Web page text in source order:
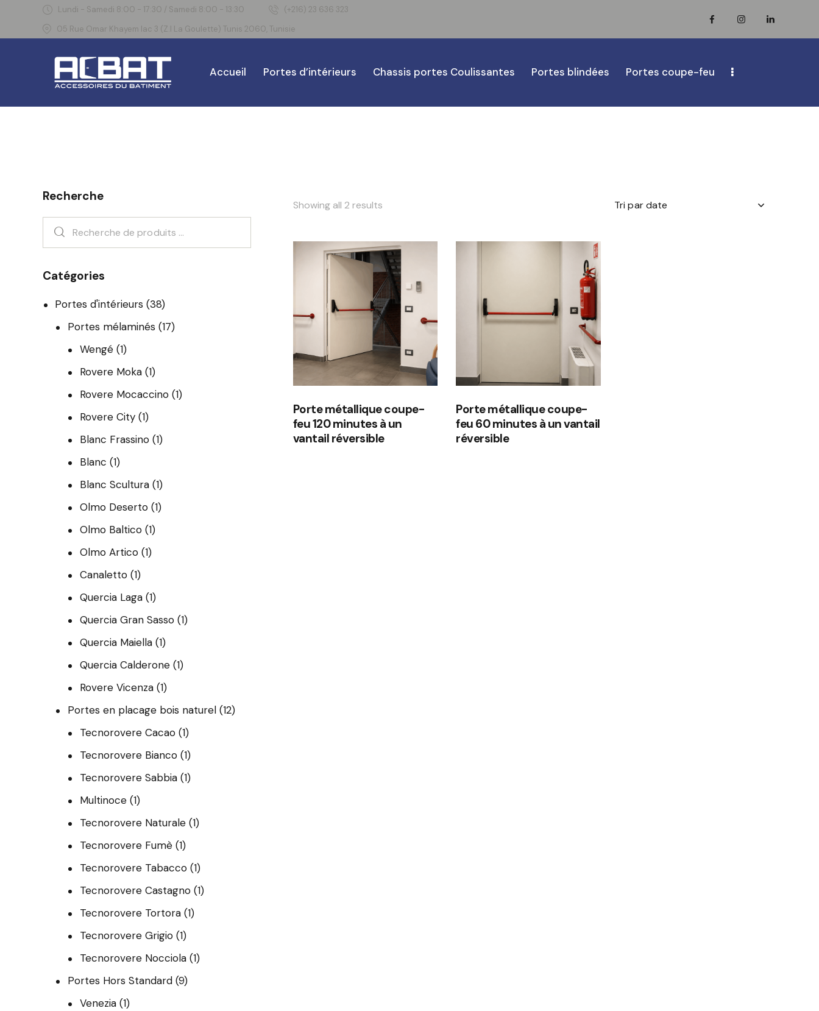
Lundi - Samedi 8:00 - 17:30 / Samedi 8:00 - 13:30
(+216) 23 636 323
05 Rue Omar Khayem lac 3 (Z.I La Goulette) Tunis 2060, Tunisie
Accueil Portes d’intérieurs Chassis portes Coulissantes Portes blindées Portes coupe-feu
Showing all 2 results
Porte métallique coupe-
feu 120 minutes à un
vantail réversible
Porte métallique coupe-
feu 60 minutes à un vantail
réversible
Recherche
Catégories
Portes d'intérieurs (38)
Portes mélaminés (17)
Wengé (1)
Rovere Moka (1)
Rovere Mocaccino (1)
Rovere City (1)
Blanc Frassino (1)
Blanc (1)
Blanc Scultura (1)
Olmo Deserto (1)
Olmo Baltico (1)
Olmo Artico (1)
Canaletto (1)
Quercia Laga (1)
Quercia Gran Sasso (1)
Quercia Maiella (1)
Quercia Calderone (1)
Rovere Vicenza (1)
Portes en placage bois naturel (12)
Tecnorovere Cacao (1)
Tecnorovere Bianco (1)
Tecnorovere Sabbia (1)
Multinoce (1)
Tecnorovere Naturale (1)
Tecnorovere Fumè (1)
Tecnorovere Tabacco (1)
Tecnorovere Castagno (1)
Tecnorovere Tortora (1)
Tecnorovere Grigio (1)
Tecnorovere Nocciola (1)
Portes Hors Standard (9)
Venezia (1)